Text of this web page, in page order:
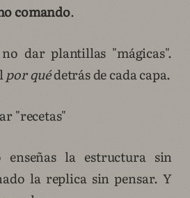
comando.
dar plantillas "mágicas".
por quédetrás de cada capa.
"recetas"
enseñas la estructura sin
la replica sin pensar. Y